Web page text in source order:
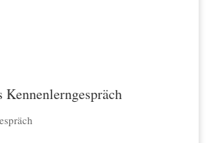
Kennenlerngespräch